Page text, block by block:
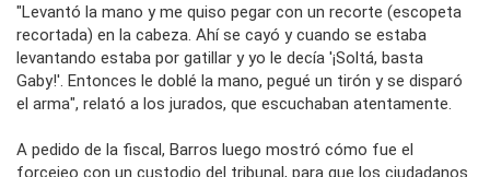
"Levantó la mano y me quiso pegar con un recorte (escopeta
recortada) en la cabeza. Ahí se cayó y cuando se estaba
levantando estaba por gatillar y yo le decía '¡Soltá, basta
Gaby!'. Entonces le doblé la mano, pegué un tirón y se disparó
el arma", relató a los jurados, que escuchaban atentamente.
A pedido de la fiscal, Barros luego mostró cómo fue el
forcejeo con un custodio del tribunal, para que los ciudadanos